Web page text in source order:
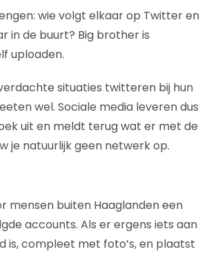
wie volgt elkaar op Twitter en
in de buurt? Big brother is
uploaden.
situaties twitteren bij hun
wel. Sociale media leveren dus
uit en meldt terug wat er met de
je natuurlijk geen netwerk op.
mensen buiten Haaglanden een
accounts. Als er ergens iets aan
is, compleet met foto’s, en plaatst